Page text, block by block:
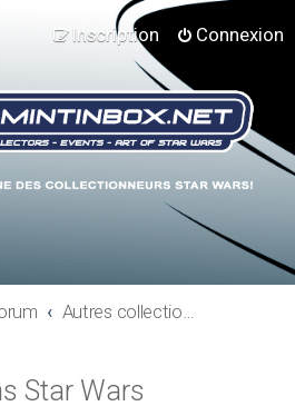
Connexion
Inscription
Autres collections Star Wars
Star Wars